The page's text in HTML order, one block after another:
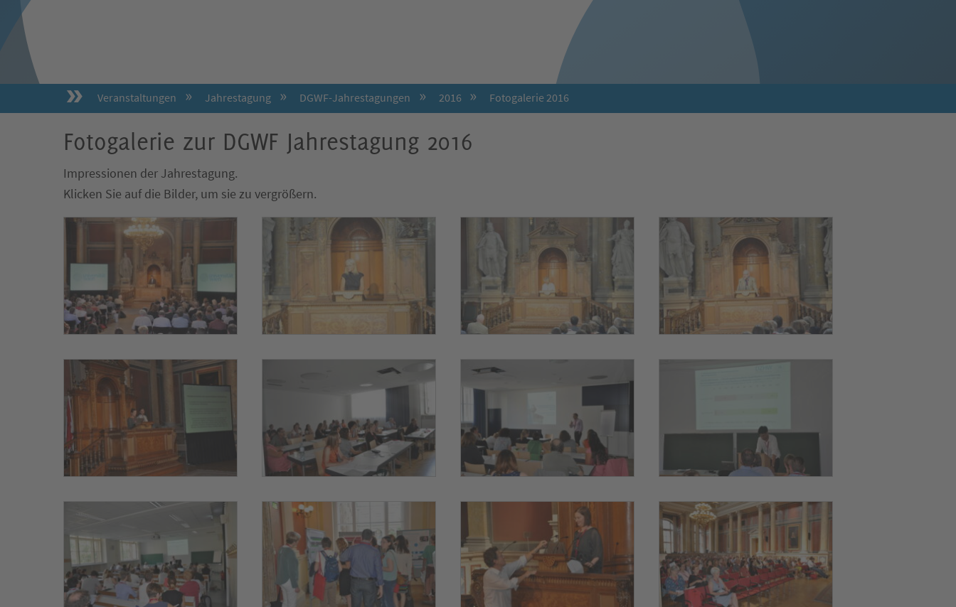
Veranstaltungen Jahrestagung DGWF-Jahrestagungen 2016 Fotogalerie 2016
Fotogalerie zur DGWF Jahrestagung 2016
Impressionen der Jahrestagung.
Klicken Sie auf die Bilder, um sie zu vergrößern.